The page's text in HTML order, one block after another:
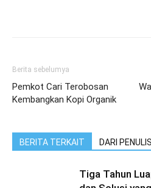
Berita sebelumya
Pemkot Cari Terobosan
Kembangkan Kopi Organik
BERITA TERKAIT DARI PENULIS
Tiga Tahun